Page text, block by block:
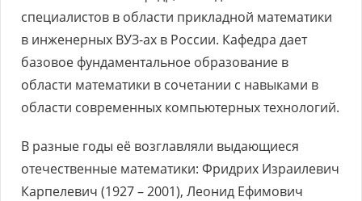
специалистов в области прикладной математики
в инженерных ВУЗ-ах в России. Кафедра дает
базовое фундаментальное образование в
области математики в сочетании с навыками в
области современных компьютерных технологий.
В разные годы её возглавляли выдающиеся
отечественные математики: Фридрих Израилевич
Карпелевич (1927 – 2001), Леонид Ефимович